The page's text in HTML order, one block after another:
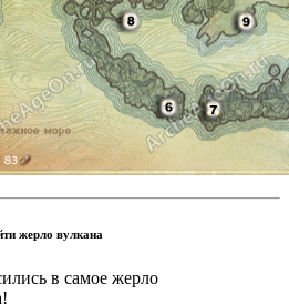
жерло вулкана
в самое жерло